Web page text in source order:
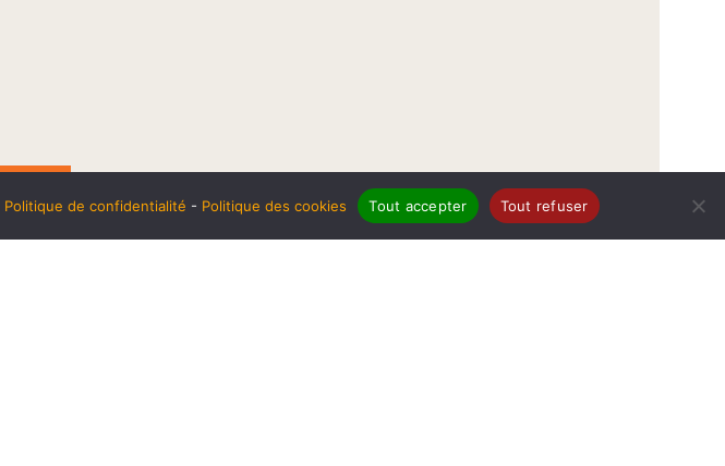
Politique de confidentialité - Politique des cookies Tout accepter Tout refuser